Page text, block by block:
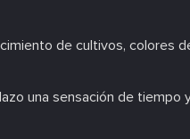
de cultivos, colores
una sensación de tiempo